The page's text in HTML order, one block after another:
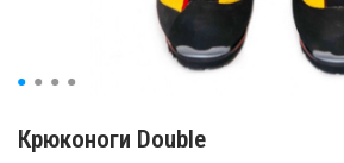
Крюконоги Double